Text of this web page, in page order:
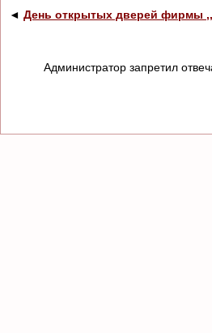
◄ День открытых дверей фирмы
Администратор запретил